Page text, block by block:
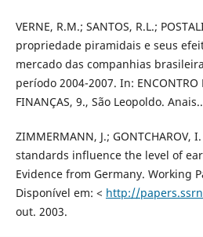
VERNE, R.M.; SANTOS, R.L.;
propriedade piramidais e seus
mercado das companhias
período 2004-2007. In: ENCONTRO
FINANÇAS, 9., São Leopoldo.
ZIMMERMANN, J.; GONTCHAROV,
standards influence the level of
Evidence from Germany. Working
Disponível em: < http://
out. 2003.